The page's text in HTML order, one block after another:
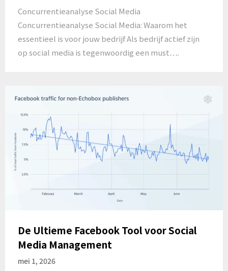
Concurrentieanalyse Social Media
Concurrentieanalyse Social Media: Waarom het
essentieel is voor jouw bedrijf Als bedrijf actief zijn
op social media is tegenwoordig een must….
De Ultieme Facebook Tool voor Social
Media Management
mei 1, 2026